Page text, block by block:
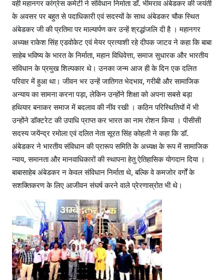
वही महानगर कांग्रेस कमेटी ने संविधान निर्माता डॉ. भीमराव अंबेडकर की जयंती
के अवसर पर बहुत से पदाधिकारी एवं सदस्यों के साथ अंबेडकर चौक स्थित
अंबेडकर जी की प्रतिमा पर माल्यार्पण कर उन्हें श्रद्धांजलि दी है । महानगर
अध्यक्ष राकेश सिंह एडवोकेट एवं मेयर प्रत्याशी रहे दीपक जाटव ने कहा कि बाबा
साहेब भविष्य के भारत के निर्माता, महान विधिवेत्ता, समाज सुधारक और भारतीय
संविधान के प्रमुख शिल्पकार थे। उनका जन्म आज ही के दिन एक दलित
परिवार में हुआ था। जीवन भर उन्हें जातिगत भेदभाव, गरीबी और सामाजिक
अन्याय का सामना करना पड़ा, लेकिन उन्होंने शिक्षा को अपना सबसे बड़ा
हथियार बनाकर समाज में बदलाव की नींव रखी । कठिन परिस्थितियों में भी
उन्होंने डॉक्टरेट की उपाधि प्राप्त कर भारत का नाम रोशन किया । पीसीसी
सदस्य जयेंन्द्र रमोला एवं दलित नेता सूरत सिंह कोहली ने कहा कि डॉ.
अंबेडकर ने भारतीय संविधान की प्रारूप समिति के अध्यक्ष के रूप में सामाजिक
न्याय, समानता और मानवाधिकारों की स्थापना हेतु ऐतिहासिक योगदान दिया ।
बाबासाहेब अंबेडकर न केवल संविधान निर्माता थे, बल्कि वे कमजोर वर्गों के
सशक्तिकरण के लिए आजीवन संघर्ष करने वाले प्रेरणास्रोत भी थे।